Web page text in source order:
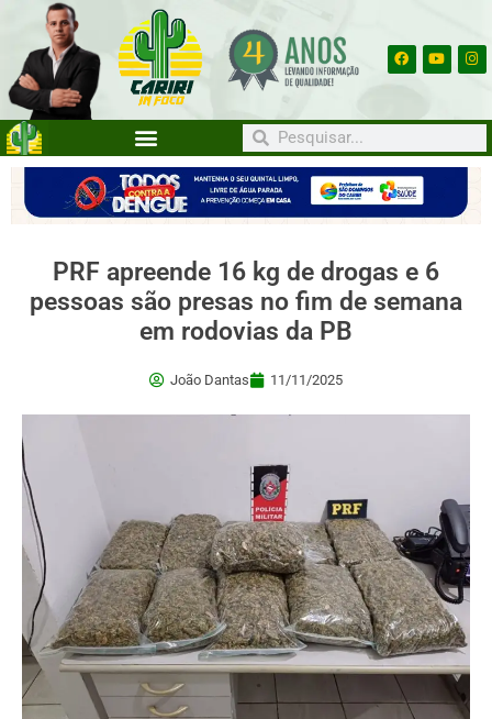
PRF apreende 16 kg de drogas e 6
pessoas são presas no fim de semana
em rodovias da PB
João Dantas 11/11/2025